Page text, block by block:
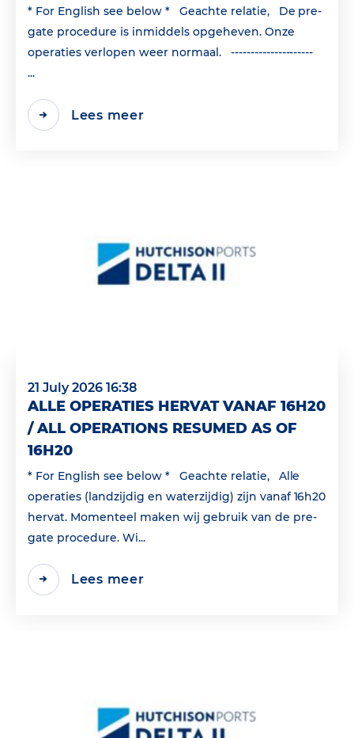
* For English see below * Geachte relatie, De pre-
gate procedure is inmiddels opgeheven. Onze
operaties verlopen weer normaal. ---------------------
...
Lees meer
21 July 2026 16:38
ALLE OPERATIES HERVAT VANAF 16H20
/ ALL OPERATIONS RESUMED AS OF
16H20
* For English see below * Geachte relatie, Alle
operaties (landzijdig en waterzijdig) zijn vanaf 16h20
hervat. Momenteel maken wij gebruik van de pre-
gate procedure. Wi...
Lees meer